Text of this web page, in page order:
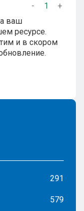
- 1
+
ваш
ресурсе.
и в скором
291
579